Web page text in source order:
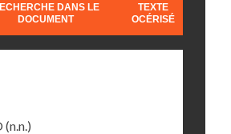
DANS LE
DOCUMENT
TEXTE
OCÉRISÉ
(n.n.)